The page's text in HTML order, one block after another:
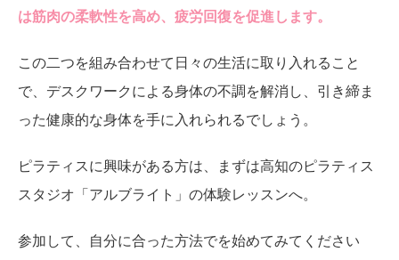
は筋肉の柔軟性を高め、疲労回復を促進します。
この二つを組み合わせて日々の生活に取り入れること
で、デスクワークによる身体の不調を解消し、引き締ま
った健康的な身体を手に入れられるでしょう。
ピラティスに興味がある方は、まずは高知のピラティス
スタジオ「アルブライト」の体験レッスンへ。
参加して、自分に合った方法でを始めてみてください